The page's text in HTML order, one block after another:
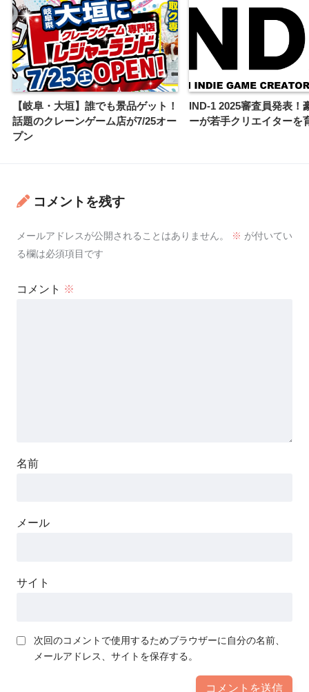
【岐阜・大垣】誰でも景品ゲット！
話題のクレーンゲーム店が7/25オー
プン
IND-1 2025審査員発表！
ーが若手クリエイターを
コメントを残す
メールアドレスが公開されることはありません。 ※ が付いてい
る欄は必須項目です
コメント ※
名前
メール
サイト
次回のコメントで使用するためブラウザーに自分の名前、
メールアドレス、サイトを保存する。